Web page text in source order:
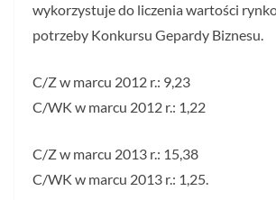
wykorzystuje do liczenia wartości
potrzeby Konkursu Gepardy Biznesu.
C/Z w marcu 2012 r.: 9,23
C/WK w marcu 2012 r.: 1,22
C/Z w marcu 2013 r.: 15,38
C/WK w marcu 2013 r.: 1,25.